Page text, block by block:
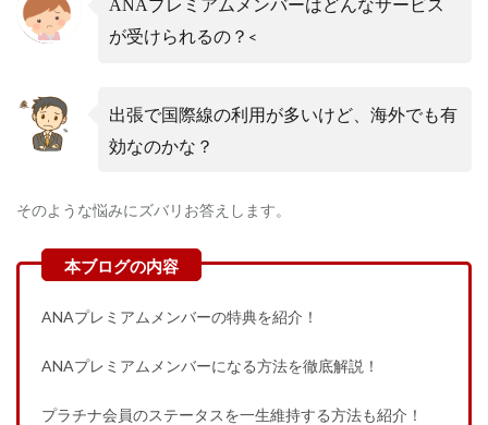
ANAプレミアムメンバーはどんなサービス
が受けられるの？ <
出張で国際線の利用が多いけど、海外でも有
効なのかな？
そのような悩みにズバリお答えします。
ANAプレミアムメンバーの特典を紹介！
ANAプレミアムメンバーになる方法を徹底解説！
プラチナ会員のステータスを一生維持する方法も紹介！